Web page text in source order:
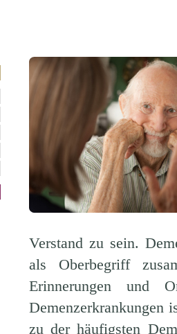
Verstand zu sein.
als Oberbegriff
Erinnerungen und
Demenzerkrankungen
zu der häufigsten